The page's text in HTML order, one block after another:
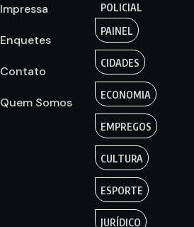
Impressa
Enquetes
Contato
Quem Somos
POLICIAL
PAINEL
CIDADES
ECONOMIA
EMPREGOS
CULTURA
ESPORTE
JURÍDICO